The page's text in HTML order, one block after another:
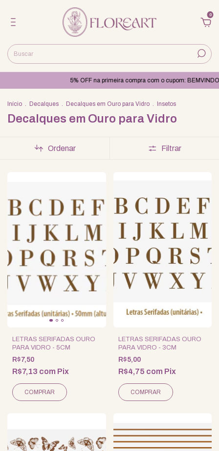
0
5% OFF na primeira compra com o cupom: BEMVINDO Qualidade
Início . Decalques . Decalques em Ouro para Vidro . Insetos
Decalques em Ouro para Vidro
Ordenar Filtrar
LETRAS SERIFADAS OURO
PARA VIDRO - 5CM
R$7,50
R$7,13 com Pix
COMPRAR
LETRAS SERIFADAS OURO
PARA VIDRO - 3CM
R$5,00
R$4,75 com Pix
COMPRAR